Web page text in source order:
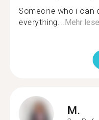
Someone who i can
everything...Mehr
M.